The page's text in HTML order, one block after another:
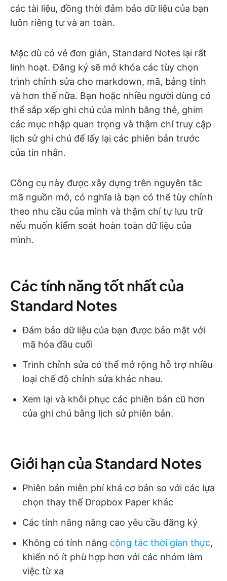
các tài liệu, đồng thời đảm bảo dữ liệu của bạn
luôn riêng tư và an toàn.
Mặc dù có vẻ đơn giản, Standard Notes lại rất
linh hoạt. Đăng ký sẽ mở khóa các tùy chọn
trình chỉnh sửa cho markdown, mã, bảng tính
và hơn thế nữa. Bạn hoặc nhiều người dùng có
thể sắp xếp ghi chú của mình bằng thẻ, ghim
các mục nhập quan trọng và thậm chí truy cập
lịch sử ghi chú để lấy lại các phiên bản trước
của tin nhắn.
Công cụ này được xây dựng trên nguyên tắc
mã nguồn mở, có nghĩa là bạn có thể tùy chỉnh
theo nhu cầu của mình và thậm chí tự lưu trữ
nếu muốn kiểm soát hoàn toàn dữ liệu của
mình.
Các tính năng tốt nhất của
Standard Notes
Đảm bảo dữ liệu của bạn được bảo mật với
mã hóa đầu cuối
Trình chỉnh sửa có thể mở rộng hỗ trợ nhiều
loại chế độ chỉnh sửa khác nhau.
Xem lại và khôi phục các phiên bản cũ hơn
của ghi chú bằng lịch sử phiên bản.
Giới hạn của Standard Notes
Phiên bản miễn phí khá cơ bản so với các lựa
chọn thay thế Dropbox Paper khác
Các tính năng nâng cao yêu cầu đăng ký
Không có tính năng cộng tác thời gian thực,
khiến nó ít phù hợp hơn với các nhóm làm
việc từ xa